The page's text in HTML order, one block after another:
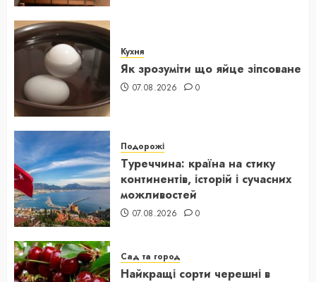
Кухня
Як зрозуміти що яйце зіпсоване
07.08.2026 0
Подорожі
Туреччина: країна на стику
континентів, історій і сучасних
можливостей
07.08.2026 0
Сад та город
Найкращі сорти черешні в